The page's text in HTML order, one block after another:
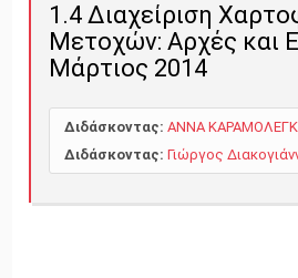
1.4 Διαχείριση
Μετοχών: Αρχές και
Μάρτιος 2014
Διδάσκοντας: ΑΝΝΑ
Διδάσκοντας: Γιώργος